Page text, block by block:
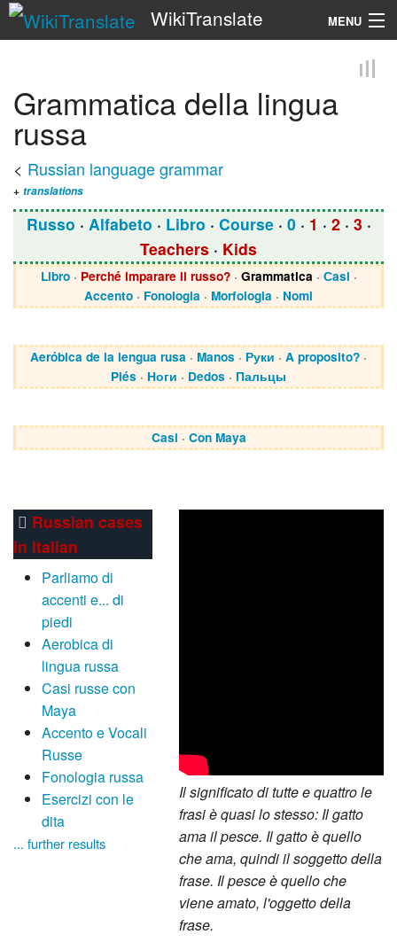
WikiTranslate MENU
Grammatica della lingua
russa
< Russian language grammar
+ translations
Russo · Alfabeto · Libro · Course· 0 · 1 · 2 · 3 ·
Teachers · Kids
Libro· Perché imparare il russo?· Grammatica · Сasi ·
Accento · Fonologia · Morfologia · Nomi
Aeróbica de la lengua rusa · Manos · Руки · A proposito? ·
Piés · Ноги · Dedos · Пальцы
Casi · Con Maya
Russian cases
in Italian
Parliamo di
accenti e... di
piedi
Aerobica di
lingua russa
Casi russe con
Maya
Accento e Vocali
Russe
Fonologia russa
Esercizi con le
dita
... further results
Il significato di tutte e quattro le
frasi è quasi lo stesso: Il gatto
ama il pesce. Il gatto è quello
che ama, quindi il soggetto della
frase. Il pesce è quello che
viene amato, l'oggetto della
frase.